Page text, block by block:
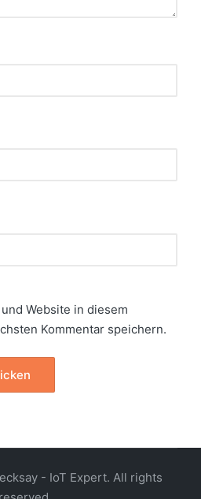
Website in diesem
Kommentar speichern.
- IoT Expert. All rights